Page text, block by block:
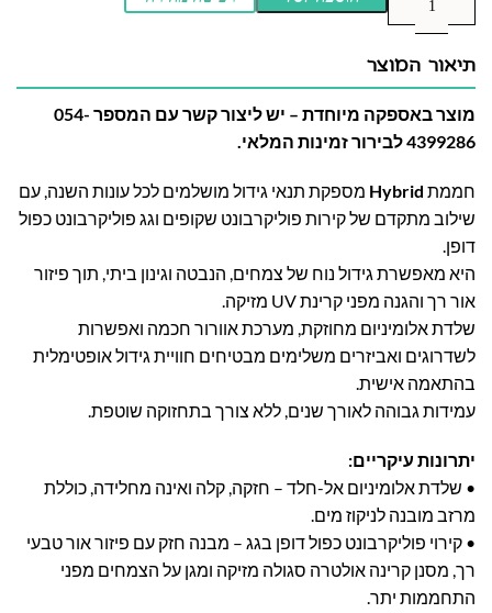
תיאור המוצר
מוצר באספקה מיוחדת – יש ליצור קשר עם המספר 054-
4399286 לבירור זמינות המלאי.
חממת Hybrid מספקת תנאי גידול מושלמים לכל עונות השנה, עם
שילוב מתקדם של קירות פוליקרבונט שקופים וגג פוליקרבונט כפול
דופן.
היא מאפשרת גידול נוח של צמחים, הנבטה וגינון ביתי, תוך פיזור
אור רך והגנה מפני קרינת UV מזיקה.
שלדת אלומיניום מחוזקת, מערכת אוורור חכמה ואפשרות
לשדרוגים ואביזרים משלימים מבטיחים חוויית גידול אופטימלית
בהתאמה אישית.
עמידות גבוהה לאורך שנים, ללא צורך בתחזוקה שוטפת.
יתרונות עיקריים:
• שלדת אלומיניום אל-חלד – חזקה, קלה ואינה מחלידה, כוללת
מרזב מובנה לניקוז מים.
• קירוי פוליקרבונט כפול דופן בגג – מבנה חזק עם פיזור אור טבעי
רך, מסנן קרינה אולטרה סגולה מזיקה ומגן על הצמחים מפני
התחממות יתר.